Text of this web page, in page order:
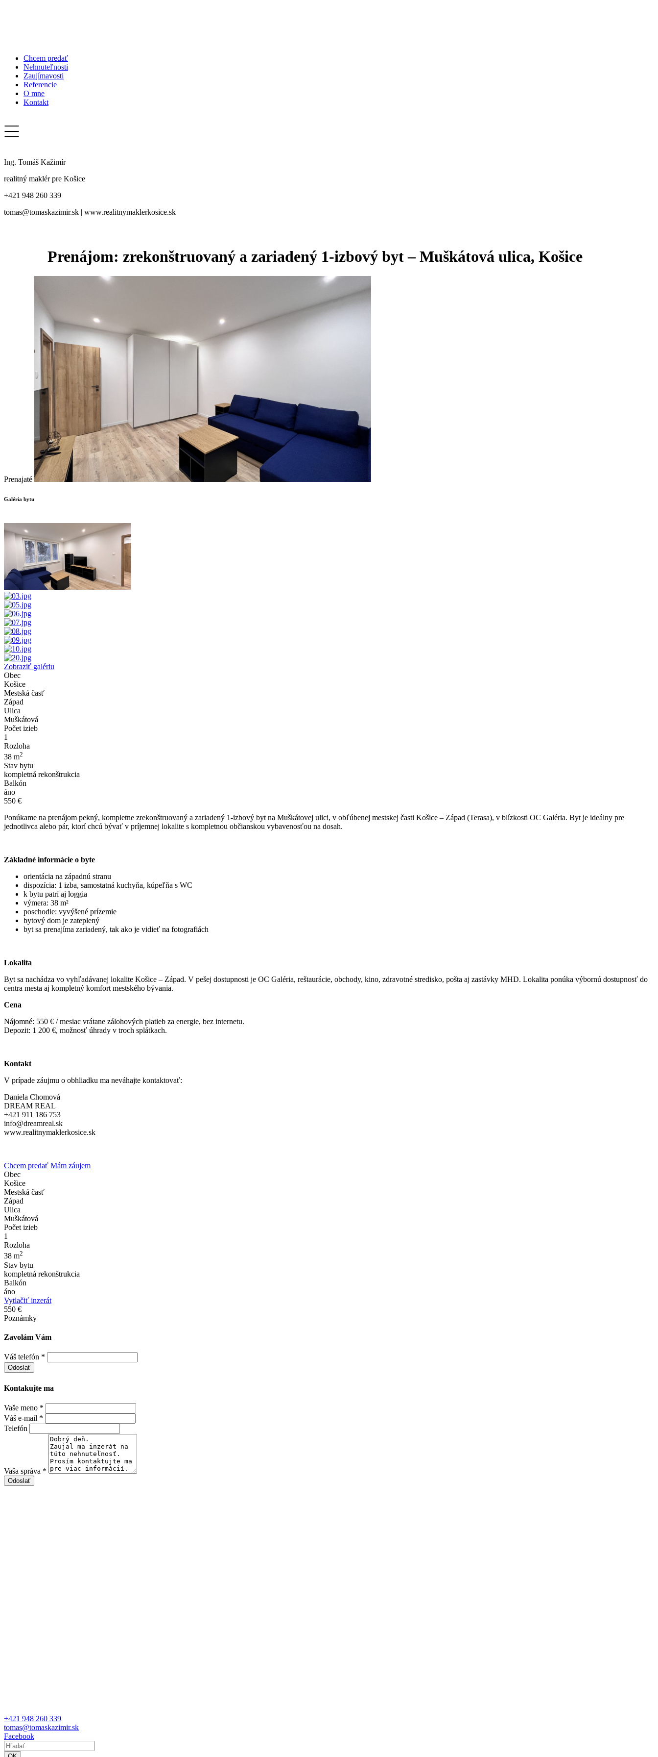
Chcem predať
Nehnuteľnosti
Zaujímavosti
Referencie
O mne
Kontakt
Ing. Tomáš Kažimír
realitný maklér pre Košice
+421 948 260 339
tomas@tomaskazimir.sk | www.realitnymaklerkosice.sk
Prenájom: zrekonštruovaný a zariadený 1-izbový byt – Muškátová ulica, Košice
Prenajaté
Galéria bytu
Zobraziť galériu
Obec
Košice
Mestská časť
Západ
Ulica
Muškátová
Počet izieb
1
Rozloha
38 m2
Stav bytu
kompletná rekonštrukcia
Balkón
áno
550 €
Ponúkame na prenájom pekný, kompletne zrekonštruovaný a zariadený 1-izbový byt na Muškátovej ulici, v obľúbenej mestskej časti Košice – Západ (Terasa), v blízkosti OC Galéria. Byt je ideálny pre
jednotlivca alebo pár, ktorí chcú bývať v príjemnej lokalite s kompletnou občianskou vybavenosťou na dosah.
Základné informácie o byte
orientácia na západnú stranu
dispozícia: 1 izba, samostatná kuchyňa, kúpeľňa s WC
k bytu patrí aj loggia
výmera: 38 m²
poschodie: vyvýšené prízemie
bytový dom je zateplený
byt sa prenajíma zariadený, tak ako je vidieť na fotografiách
Lokalita
Byt sa nachádza vo vyhľadávanej lokalite Košice – Západ. V pešej dostupnosti je OC Galéria, reštaurácie, obchody, kino, zdravotné stredisko, pošta aj zastávky MHD. Lokalita ponúka výbornú dostupnosť do
centra mesta aj kompletný komfort mestského bývania.
Cena
Nájomné: 550 € / mesiac vrátane zálohových platieb za energie, bez internetu.
Depozit: 1 200 €, možnosť úhrady v troch splátkach.
Kontakt
V prípade záujmu o obhliadku ma neváhajte kontaktovať:
Daniela Chomová
DREAM REAL
+421 911 186 753
info@dreamreal.sk
www.realitnymaklerkosice.sk
Chcem predať Mám záujem
Obec
Košice
Mestská časť
Západ
Ulica
Muškátová
Počet izieb
1
Rozloha
38 m2
Stav bytu
kompletná rekonštrukcia
Balkón
áno
Vytlačiť inzerát
550 €
Poznámky
Zavolám Vám
Váš telefón *
Kontakujte ma
Vaše meno *
Váš e-mail *
Telefón
Vaša správa *
+421 948 260 339
tomas@tomaskazimir.sk
Facebook